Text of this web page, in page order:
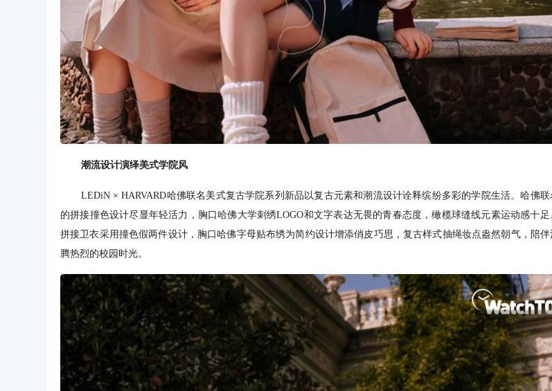
潮流设计演绎美式学院风
LEDiN × HARVARD哈佛联名美式复古学院系列新品以复古元素和潮流设计诠释缤纷多彩的学院生活。哈佛
的拼接撞色设计尽显年轻活力，胸口哈佛大学刺绣LOGO和文字表达无畏的青春态度，橄榄球缝线元素运动感十
拼接卫衣采用撞色假两件设计，胸口哈佛字母贴布绣为简约设计增添俏皮巧思，复古样式抽绳妆点盎然朝气，陪
腾热烈的校园时光。